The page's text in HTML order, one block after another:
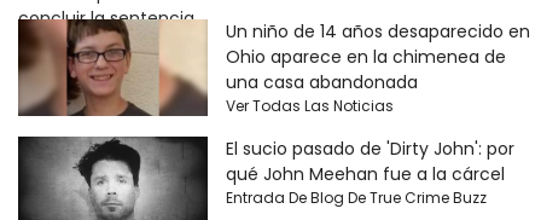
Un niño de 14 años desaparecido en
Ohio aparece en la chimenea de
una casa abandonada
Ver Todas Las Noticias
El sucio pasado de 'Dirty John': por
qué John Meehan fue a la cárcel
Entrada De Blog De True Crime Buzz